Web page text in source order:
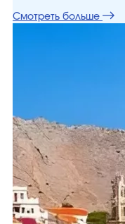
Смотреть больше